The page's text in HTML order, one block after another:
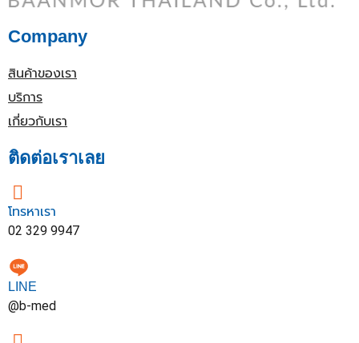
Company
สินค้าของเรา
บริการ
เกี่ยวกับเรา
ติดต่อเราเลย
โทรหาเรา
02 329 9947
LINE
@b-med